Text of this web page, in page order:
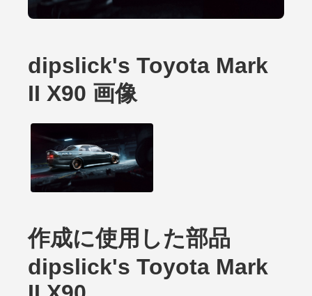
dipslick's Toyota Mark
II X90 画像
作成に使用した部品
dipslick's Toyota Mark